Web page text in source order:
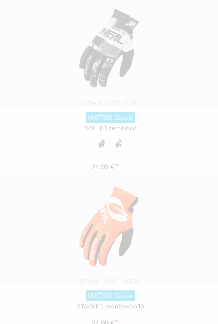
MATRIX Glove
ROLLER černá/bílá
24.99 €*
MATRIX Glove
STACKED oranžová/bílá